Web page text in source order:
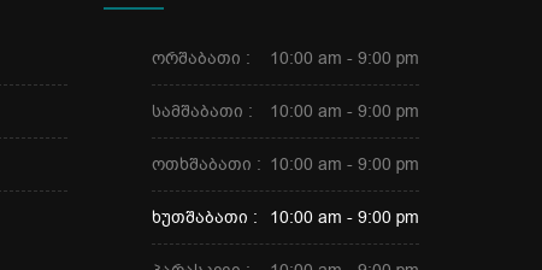
ორშაბათი : 10:00 am - 9:00 pm
სამშაბათი : 10:00 am - 9:00 pm
ოთხშაბათი : 10:00 am - 9:00 pm
ხუთშაბათი : 10:00 am - 9:00 pm